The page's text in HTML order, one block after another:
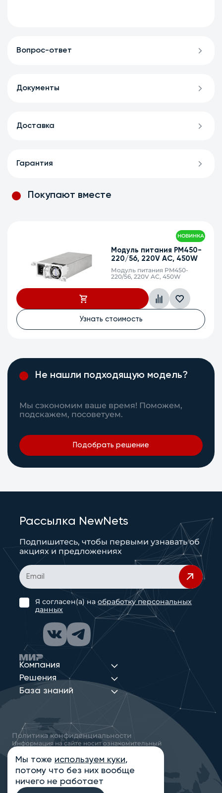
Вопрос-ответ
Документы
Доставка
Гарантия
Покупают вместе
Ethernet-коммутатор
MES2420D-24DP
Ethernet-коммутатор
MES2420D-24DP, 24 порта
(PoE/PoE+), 4 порта 10GBase-R
(SFP+)/1000Base-X (SFP), L3, 2
слота для модулей питания
Узнать стоимость
Не нашли подходящую модель?
Мы сэкономим ваше время! Поможем,
подскажем, посоветуем.
Подобрать решение
Компания
Решения
База знаний
Рассылка NewNets
Подпишитесь, чтобы первыми узнавать об
акциях и предложениях
Я согласен(а) наобработку персональных
данных
Политика конфиденциальности
Информация на сайте носит ознакомительный
характер и не является публичной офертой,
определяемой положениями статьи 437
Гражданского кодекса РФ
© 2013-2026 Новые Сети Интеграция
Мы тоже используем куки,
потому что без них вообще
ничего не работает